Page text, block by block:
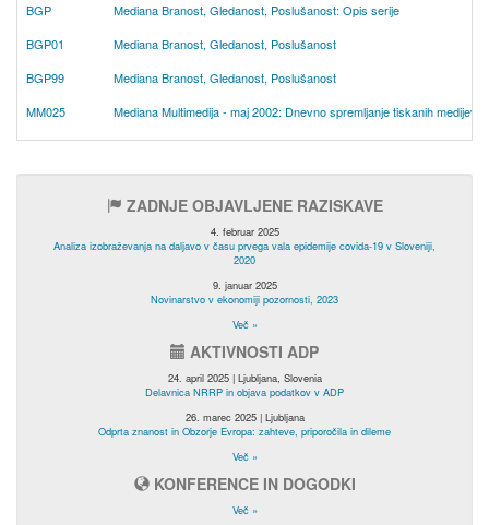
BGP
Mediana Branost, Gledanost, Poslušanost: Opis serije
BGP01
Mediana Branost, Gledanost, Poslušanost
BGP99
Mediana Branost, Gledanost, Poslušanost
MM025
Mediana Multimedija - maj 2002: Dnevno spremljanje tiskanih medijev,
ZADNJE OBJAVLJENE RAZISKAVE
4. februar 2025
Analiza izobraževanja na daljavo v času prvega vala epidemije covida-19 v Sloveniji,
2020
9. januar 2025
Novinarstvo v ekonomiji pozornosti, 2023
Več »
AKTIVNOSTI ADP
24. april 2025 | Ljubljana, Slovenia
Delavnica NRRP in objava podatkov v ADP
26. marec 2025 | Ljubljana
Odprta znanost in Obzorje Evropa: zahteve, priporočila in dileme
Več »
KONFERENCE IN DOGODKI
Več »